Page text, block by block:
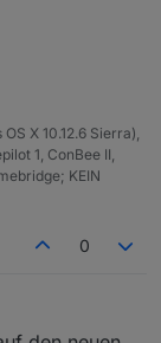
X 10.12.6 Sierra),
1, ConBee II,
KEIN
0